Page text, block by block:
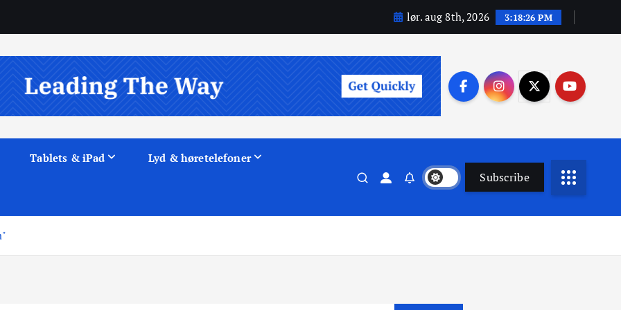
lør. aug 8th, 2026 3:18:27 PM
Tablets & iPad Lyd & høretelefoner
Subscribe